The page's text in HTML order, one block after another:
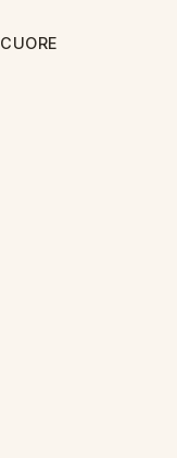
CUORE